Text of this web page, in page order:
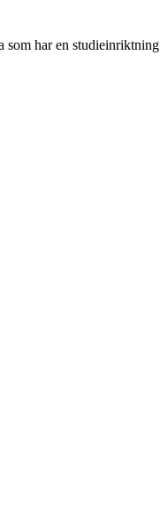
som har en